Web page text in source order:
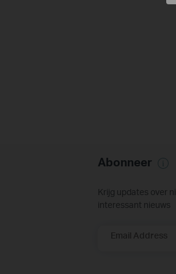
Abonneer
Krijg updates over
interessant nieuws
Email Address